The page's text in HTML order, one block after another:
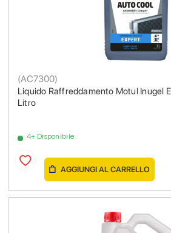
Liquido Raffreddamento Motul Inugel
Litro
(AC7300)
4+ Disponibile
AGGIUNGI AL CARRELLO